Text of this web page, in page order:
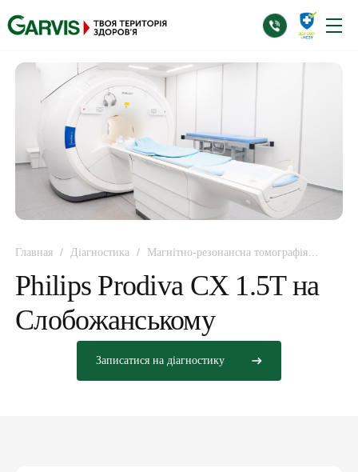
Главная / Діагностика /
Магнітно-резонансна томографія
Philips Prodiva CX 1.5T на
Слобожанському
Записатися на діагностику